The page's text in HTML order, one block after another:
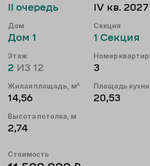
II очередь IV кв. 2027
Дом
Дом 1
Секция
1 Секция
Этаж
2 ИЗ 12
Номер
3
Жилая площадь, м²
14,56
Площадь
20,53
Высота потолка, м
2,74
Стоимость